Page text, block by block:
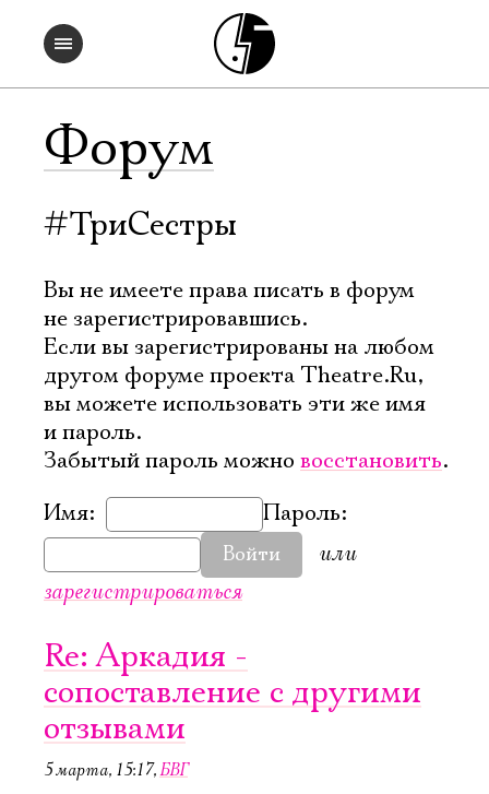
Форум
#ТриСестры
Вы не имеете права писать в форум
не зарегистрировавшись.
Если вы зарегистрированы на любом
другом форуме проекта Theatre.Ru,
вы можете использовать эти же имя
и пароль.
Забытый пароль можно восстановить.
Имя:
Пароль:
Войти
или
зарегистрироваться
Re: Аркадия -
сопоставление с другими
отзывами
5 марта, 15:17,БВГ